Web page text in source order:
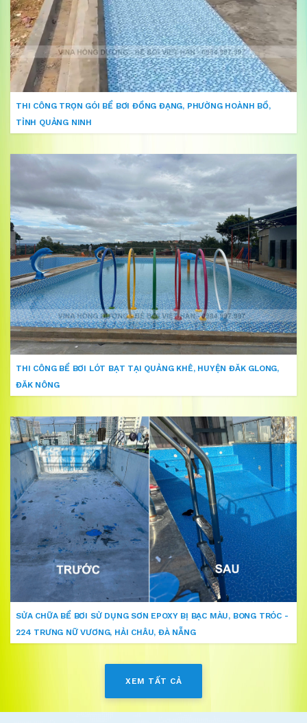
THI CÔNG TRỌN GÓI BỂ BƠI ĐỒNG ĐẠNG, PHƯỜNG HOÀNH BỒ,
TỈNH QUẢNG NINH
THI CÔNG BỂ BƠI LÓT BẠT TẠI QUẢNG KHÊ, HUYỆN ĐĂK GLONG,
ĐĂK NÔNG
SỬA CHỮA BỂ BƠI SỬ DỤNG SƠN EPOXY BỊ BẠC MÀU, BONG TRÓC -
224 TRƯNG NỮ VƯƠNG, HẢI CHÂU, ĐÀ NẴNG
XEM TẤT CẢ